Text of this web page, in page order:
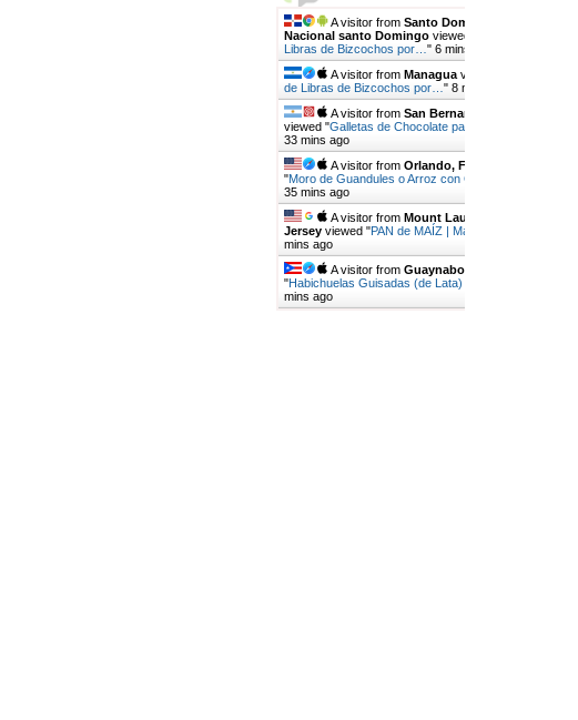
A visitor from Santo Domingo, Distrito
Nacional santo Domingoviewed "
Libras de Bizcochos por… " 6 mins ago
A visitor from Managuaviewed "
de Libras de Bizcochos por… " 8 mins ago
A visitor from San Bernardo, Chaco
viewed "Galletas de Chocolate para Decorar |…
33 mins ago
A visitor from Orlando, Florida
"Moro de Guandules o Arroz con Guandules…
35 mins ago
A visitor from Mount Laurel, New
Jerseyviewed "PAN de MAÍZ | Mari's Cakes
mins ago
A visitor from Guaynaboviewed
"Habichuelas Guisadas (de Lata) | Mari's…
mins ago